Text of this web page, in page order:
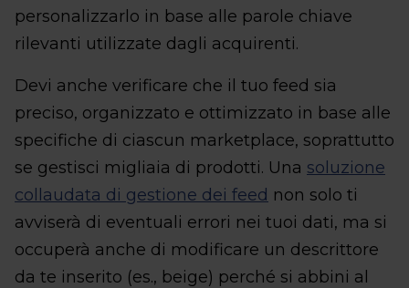
personalizzarlo in base alle parole chiave
rilevanti utilizzate dagli acquirenti.
Devi anche verificare che il tuo feed sia
preciso, organizzato e ottimizzato in base alle
specifiche di ciascun marketplace, soprattutto
se gestisci migliaia di prodotti. Una soluzione
collaudata di gestione dei feed non solo ti
avviserà di eventuali errori nei tuoi dati, ma si
occuperà anche di modificare un descrittore
da te inserito (es., beige) perché si abbini al